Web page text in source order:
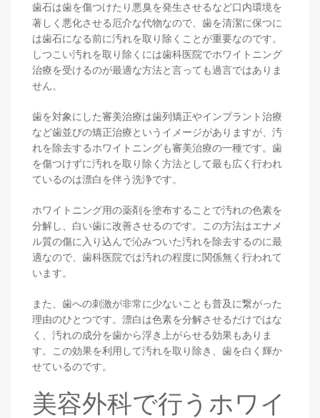
歯石は歯を傷つけたり悪臭を発生させるなど口内環境を
著しく悪化させる厄介な代物なので、歯を清潔に保つに
は歯石になる前に汚れを取り除くことが重要なのです。
しつこい汚れを取り除くには歯科医院でホワイトニング
治療を受けるのが最適な方法と言っても過言ではありま
せん。
歯を対象にした審美治療は歯列矯正やインプラント治療
など歯並びの矯正治療というイメージがありますが、汚
れを除去するホワイトニングも審美治療の一種です。歯
を傷つけずに汚れを取り除く方法として最も広く行われ
ているのは漂白を伴う洗浄です。
ホワイトニング用の薬剤を塗布することで汚れの色素を
分解し、白い歯に改善させるのです。この方法はエナメ
ル質の傷に入り込んで沁みついた汚れを除去するのに最
適なので、歯科医院では汚れの程度に関係無く行われて
います。
また、歯への刺激が非常に少ないことも普及に繋がった
理由のひとつです。漂白は色素を分解させるだけではな
く、汚れの成分を歯から浮き上がらせる効果もありま
す。この効果を利用して汚れを取り除き、歯を白く輝か
せているのです。
美容外科で行うホワイ